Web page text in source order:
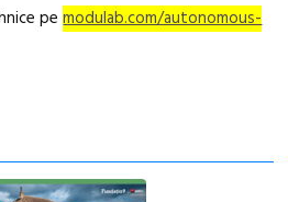
pemodulab.com/autonomous-